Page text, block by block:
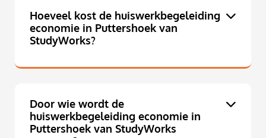
Hoeveel kost de huiswerkbegeleiding
economie in Puttershoek van
StudyWorks?
Door wie wordt de
huiswerkbegeleiding economie in
Puttershoek van StudyWorks